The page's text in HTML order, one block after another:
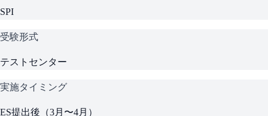
SPI
受験形式
テストセンター
実施タイミング
ES提出後（3月〜4月）